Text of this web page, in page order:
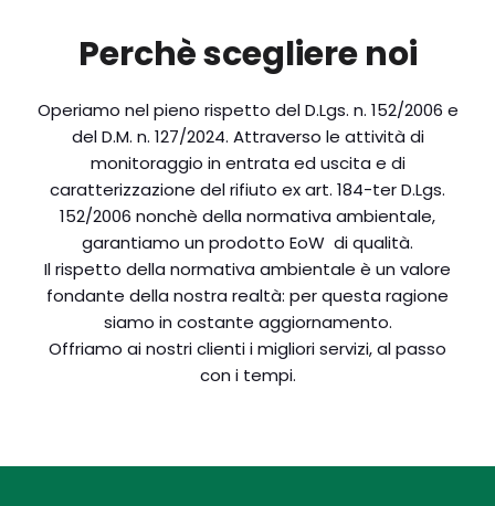
Perchè scegliere noi
Operiamo nel pieno rispetto del D.Lgs. n. 152/2006 e
del D.M. n. 127/2024. Attraverso le attività di
monitoraggio in entrata ed uscita e di
caratterizzazione del rifiuto ex art. 184-ter D.Lgs.
152/2006 nonchè della normativa ambientale,
garantiamo un prodotto EoW di qualità.
Il rispetto della normativa ambientale è un valore
fondante della nostra realtà: per questa ragione
siamo in costante aggiornamento.
Offriamo ai nostri clienti i migliori servizi, al passo
con i tempi.